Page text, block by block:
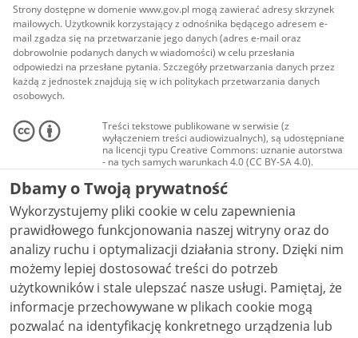
Strony dostępne w domenie www.gov.pl mogą zawierać adresy skrzynek
mailowych. Użytkownik korzystający z odnośnika będącego adresem e-
mail zgadza się na przetwarzanie jego danych (adres e-mail oraz
dobrowolnie podanych danych w wiadomości) w celu przesłania
odpowiedzi na przesłane pytania. Szczegóły przetwarzania danych przez
każdą z jednostek znajdują się w ich politykach przetwarzania danych
osobowych.
Treści tekstowe publikowane w serwisie (z
wyłączeniem treści audiowizualnych), są udostępniane
na licencji typu Creative Commons: uznanie autorstwa
- na tych samych warunkach 4.0 (CC BY-SA 4.0).
Materiały audiowizualne, w tym zdjęcia, materiały
audio i wideo, są udostępniane na licencji typu
Creative Commons: uznanie autorstwa użycie
niekomercyjne - bez utworów zależnych 4.0 (CC BY-
NC-ND 4.0), o ile nie jest to stwierdzone inaczej.
Dbamy o Twoją prywatność
Wykorzystujemy pliki cookie w celu zapewnienia
prawidłowego funkcjonowania naszej witryny oraz do
analizy ruchu i optymalizacji działania strony. Dzięki nim
możemy lepiej dostosować treści do potrzeb
użytkowników i stale ulepszać nasze usługi. Pamiętaj, że
informacje przechowywane w plikach cookie mogą
pozwalać na identyfikację konkretnego urządzenia lub